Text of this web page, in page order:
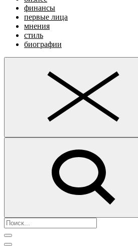
финансы
первые лица
мнения
стиль
биографии